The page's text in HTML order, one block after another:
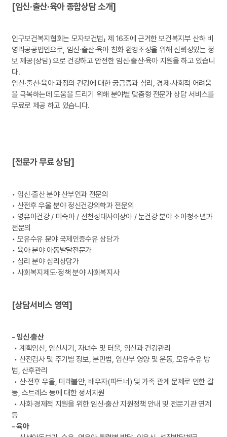
[임신·출산·육아 종합상담 소개]
인구보건복지협회는 모자보건법」 제 16조에 근거한 보건복지부 산하 비
영리공공법인으로, 임신·출산·육아 친화 환경조성을 위해 신뢰성있는 정
보 제공(상담) 으로 건강하고 안전한 임신·출산·육아 지원을 하고 있습니
다.
임신·출산·육아 과정의 건강에 대한 궁금증과 심리, 경제·사회적 어려움
을 극복하는데 도움을 드리기 위해 분야별 맞춤형 전문가 상담 서비스를
무료로 제공 하고 있습니다.
[전문가 무료 상담]
• 임신·출산 분야 산부인과 전문의
• 산전후 우울 분야 정신건강의학과 전문의
• 영유아건강 / 미숙아 / 선천성대사이상아 / 눈건강 분야 소아청소년과
전문의
• 모유수유 분야 국제인증수유 상담가
• 육아 분야 아동발달전문가
• 심리 분야 심리상담가
• 사회복지제도·정책 분야 사회복지사
[상담서비스 영역]
- 임신·출산
• 계획임신, 임신시기, 자녀수 및 터울, 임신과 건강관리
• 산전검사 및 주기별 정보, 분만법, 임산부 영양 및 운동, 모유수유 방
법, 산후관리
• 산·전후 우울, 미래불안, 배우자(파트너) 및 가족 관계 문제로 인한 갈
등, 스트레스 등에 대한 정서지원
• 사회·경제적 지원을 위한 임신·출산 지원정책 안내 및 전문기관 연계
등
- 육아